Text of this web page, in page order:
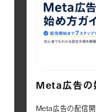
Meta広告の
Meta広告の配信